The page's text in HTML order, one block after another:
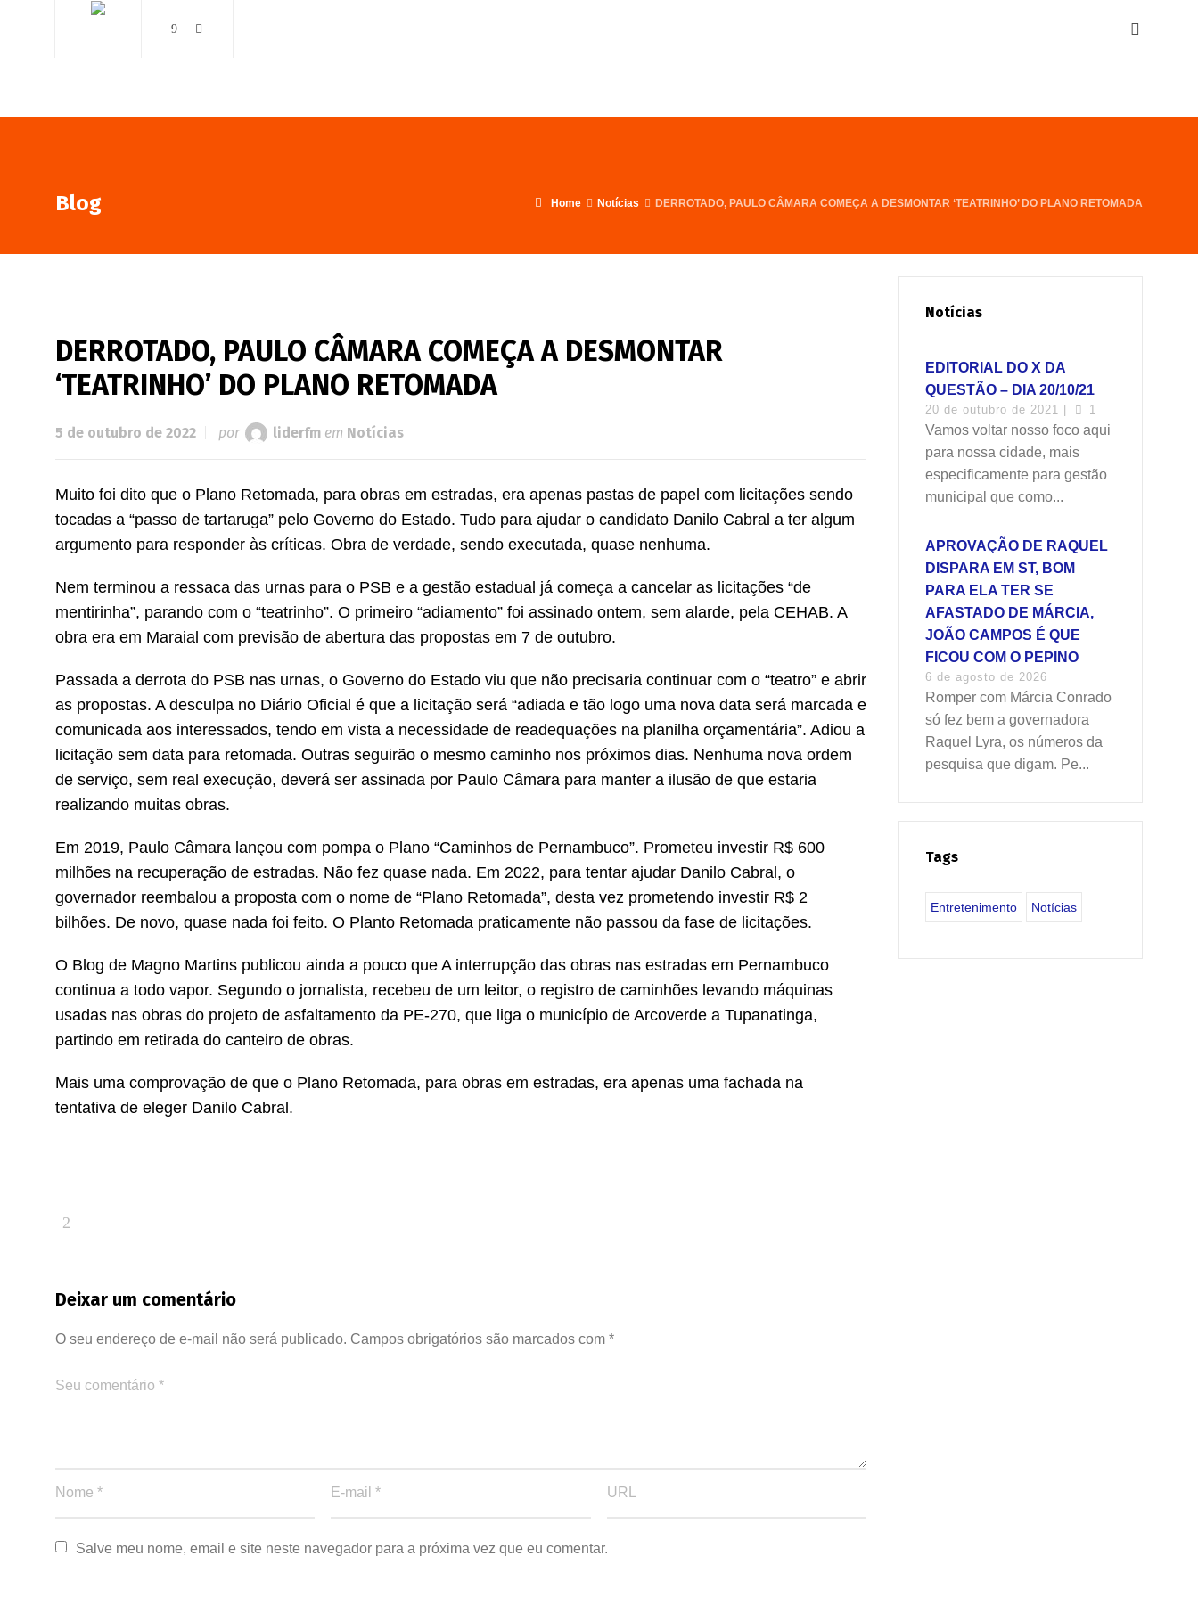
Blog Home Notícias DERROTADO, PAULO CÂMARA COMEÇA A DESMONTAR ‘TEATRINHO’ DO PLANO RETOMADA
DERROTADO, PAULO CÂMARA COMEÇA A DESMONTAR
‘TEATRINHO’ DO PLANO RETOMADA
5 de outubro de 2022 por liderfm em Notícias
Muito foi dito que o Plano Retomada, para obras em estradas, era apenas pastas de papel com licitações sendo
tocadas a “passo de tartaruga” pelo Governo do Estado. Tudo para ajudar o candidato Danilo Cabral a ter algum
argumento para responder às críticas. Obra de verdade, sendo executada, quase nenhuma.
Nem terminou a ressaca das urnas para o PSB e a gestão estadual já começa a cancelar as licitações “de
mentirinha”, parando com o “teatrinho”. O primeiro “adiamento” foi assinado ontem, sem alarde, pela CEHAB. A
obra era em Maraial com previsão de abertura das propostas em 7 de outubro.
Passada a derrota do PSB nas urnas, o Governo do Estado viu que não precisaria continuar com o “teatro” e abrir
as propostas. A desculpa no Diário Oficial é que a licitação será “adiada e tão logo uma nova data será marcada e
comunicada aos interessados, tendo em vista a necessidade de readequações na planilha orçamentária”. Adiou a
licitação sem data para retomada. Outras seguirão o mesmo caminho nos próximos dias. Nenhuma nova ordem
de serviço, sem real execução, deverá ser assinada por Paulo Câmara para manter a ilusão de que estaria
realizando muitas obras.
Em 2019, Paulo Câmara lançou com pompa o Plano “Caminhos de Pernambuco”. Prometeu investir R$ 600
milhões na recuperação de estradas. Não fez quase nada. Em 2022, para tentar ajudar Danilo Cabral, o
governador reembalou a proposta com o nome de “Plano Retomada”, desta vez prometendo investir R$ 2
bilhões. De novo, quase nada foi feito. O Planto Retomada praticamente não passou da fase de licitações.
O Blog de Magno Martins publicou ainda a pouco que A interrupção das obras nas estradas em Pernambuco
continua a todo vapor. Segundo o jornalista, recebeu de um leitor, o registro de caminhões levando máquinas
usadas nas obras do projeto de asfaltamento da PE-270, que liga o município de Arcoverde a Tupanatinga,
partindo em retirada do canteiro de obras.
Mais uma comprovação de que o Plano Retomada, para obras em estradas, era apenas uma fachada na
tentativa de eleger Danilo Cabral.
Deixar um comentário
O seu endereço de e-mail não será publicado. Campos obrigatórios são marcados com *
Salve meu nome, email e site neste navegador para a próxima vez que eu comentar.
Notícias
EDITORIAL DO X DA
QUESTÃO – DIA 20/10/21
20 de outubro de 2021 | 1
Vamos voltar nosso foco aqui
para nossa cidade, mais
especificamente para gestão
municipal que como...
APROVAÇÃO DE RAQUEL
DISPARA EM ST, BOM
PARA ELA TER SE
AFASTADO DE MÁRCIA,
JOÃO CAMPOS É QUE
FICOU COM O PEPINO
6 de agosto de 2026
Romper com Márcia Conrado
só fez bem a governadora
Raquel Lyra, os números da
pesquisa que digam. Pe...
Tags
Entretenimento Notícias